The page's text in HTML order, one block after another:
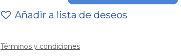
Añadir a lista de deseos
Términos y condiciones